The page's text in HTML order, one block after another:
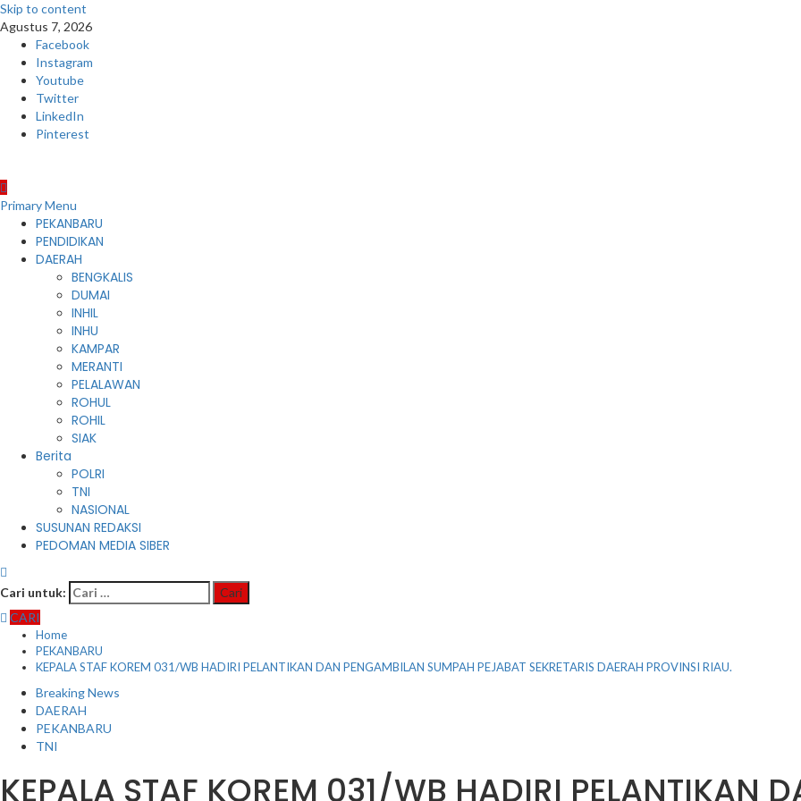
Skip to content
Agustus 7, 2026
Facebook
Instagram
Youtube
Twitter
LinkedIn
Pinterest
Primary Menu
PEKANBARU
PENDIDIKAN
DAERAH
BENGKALIS
DUMAI
INHIL
INHU
KAMPAR
MERANTI
PELALAWAN
ROHUL
ROHIL
SIAK
Berita
POLRI
TNI
NASIONAL
SUSUNAN REDAKSI
PEDOMAN MEDIA SIBER
Cari untuk:
CARI
Home
PEKANBARU
KEPALA STAF KOREM 031/WB HADIRI PELANTIKAN DAN PENGAMBILAN SUMPAH PEJABAT SEKRETARIS DAERAH PROVINSI RIAU.
Breaking News
DAERAH
PEKANBARU
TNI
KEPALA STAF KOREM 031/WB HADIRI PELANTIKAN